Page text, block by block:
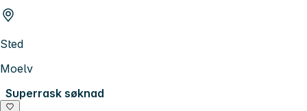
Sted
Moelv
Superrask søknad